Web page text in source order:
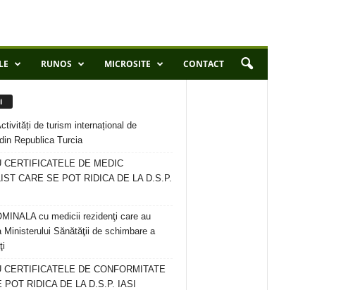
RUNOS MICROSITE CONTACT
de turism internațional de
Republica Turcia
CERTIFICATELE DE MEDIC
CARE SE POT RIDICA DE LA D.S.P.
cu medicii rezidenţi care au
Ministerului Sănătăţii de schimbare a
CERTIFICATELE DE CONFORMITATE
POT RIDICA DE LA D.S.P. IASI